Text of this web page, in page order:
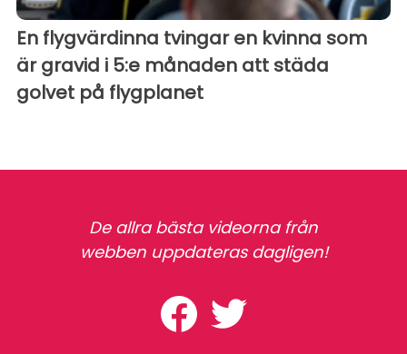
En flygvärdinna tvingar en kvinna som
är gravid i 5:e månaden att städa
golvet på flygplanet
De allra bästa videorna från
webben uppdateras dagligen!